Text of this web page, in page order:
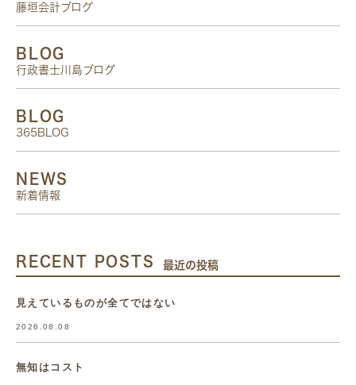
藤垣会計ブログ
BLOG
行政書士川島ブログ
BLOG
365BLOG
NEWS
新着情報
RECENT POSTS 最近の投稿
見えているものが全てではない
2026.08.08
無知はコスト